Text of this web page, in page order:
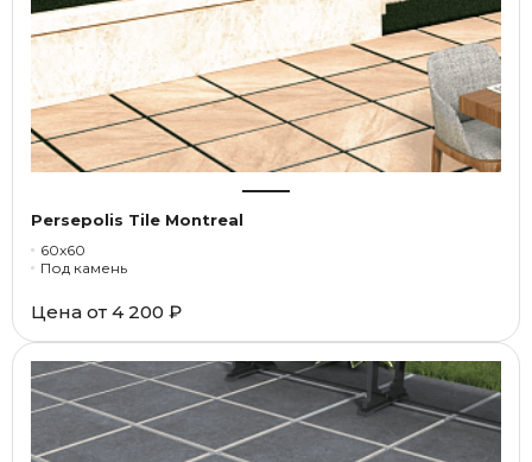
Persepolis Tile Montreal
60x60
Под камень
Цена от 4 200 ₽